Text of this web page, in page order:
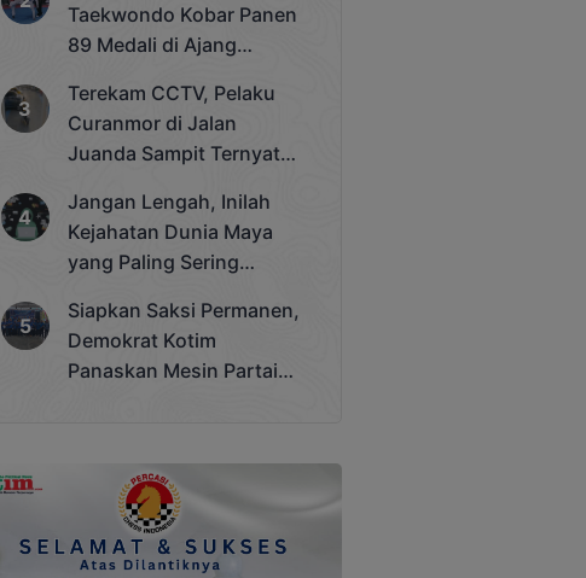
Taekwondo Kobar Panen
89 Medali di Ajang
Cup 2025
Terekam CCTV, Pelaku
Curanmor di Jalan
Juanda Sampit Ternyata
Jangan Lengah, Inilah
Kejahatan Dunia Maya
yang Paling Sering
Siapkan Saksi Permanen,
Demokrat Kotim
Panaskan Mesin Partai